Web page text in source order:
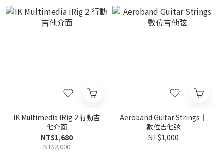
IK Multimedia iRig 2 行動吉
他介面
NT$1,680
NT$2,000
Aeroband Guitar Strings｜
數位吉他弦
NT$1,000